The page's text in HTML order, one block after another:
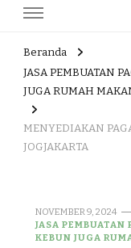
Beranda
JASA PEMBUATAN
JUGA RUMAH
MENYEDIAKAN
JOGJAKARTA
NOVEMBER 9, 2024
JASA
KEBUN JUGA